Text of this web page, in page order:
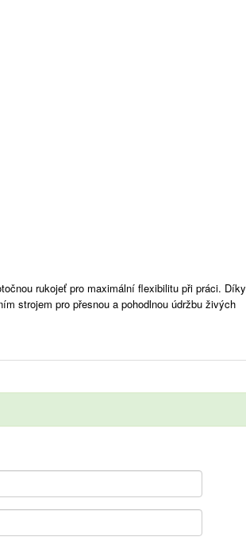
rukojeť pro maximální flexibilitu při práci. Díky
strojem pro přesnou a pohodlnou údržbu živých